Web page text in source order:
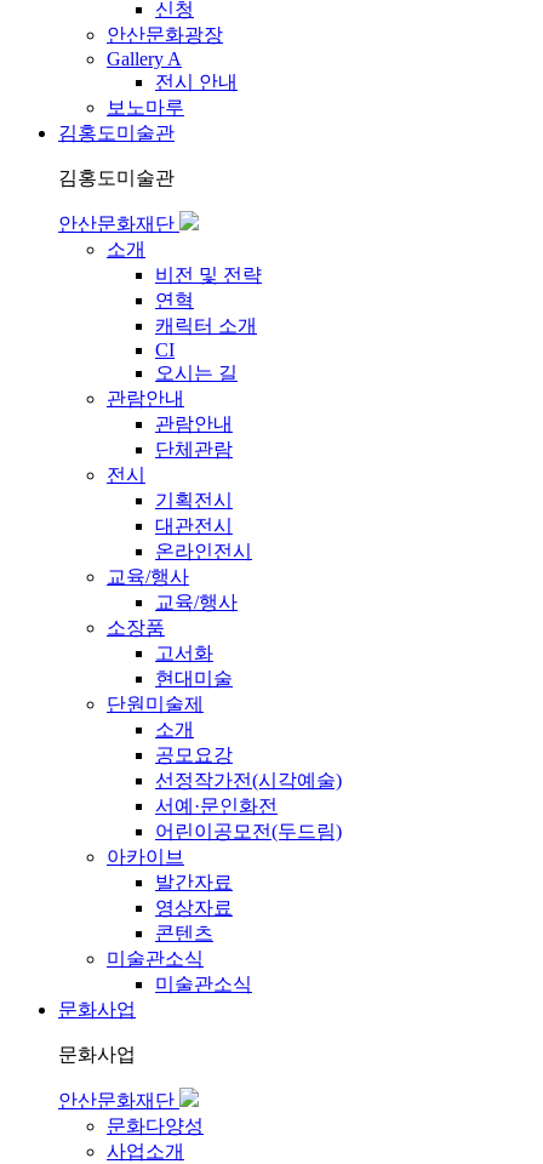
신청
안산문화광장
Gallery A
전시 안내
보노마루
김홍도미술관
김홍도미술관
안산문화재단
소개
비전 및 전략
연혁
캐릭터 소개
CI
오시는 길
관람안내
관람안내
단체관람
전시
기획전시
대관전시
온라인전시
교육/행사
교육/행사
소장품
고서화
현대미술
단원미술제
소개
공모요강
선정작가전(시각예술)
서예·문인화전
어린이공모전(두드림)
아카이브
발간자료
영상자료
콘텐츠
미술관소식
미술관소식
문화사업
문화사업
안산문화재단
문화다양성
사업소개